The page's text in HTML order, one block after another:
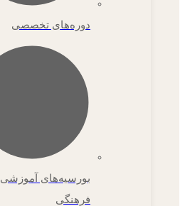
دوره‌های تخصصی
بورسیه‌های آموزشی
فرهنگی